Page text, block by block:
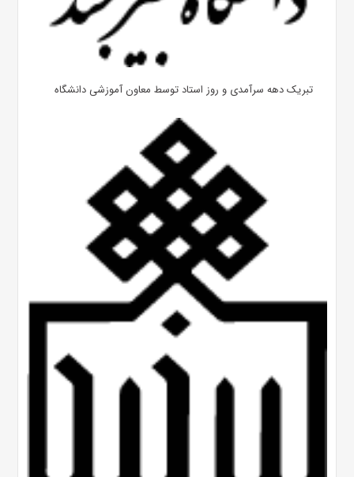
تبریک دهه سرآمدی و روز استاد توسط معاون آموزشی دانشگاه